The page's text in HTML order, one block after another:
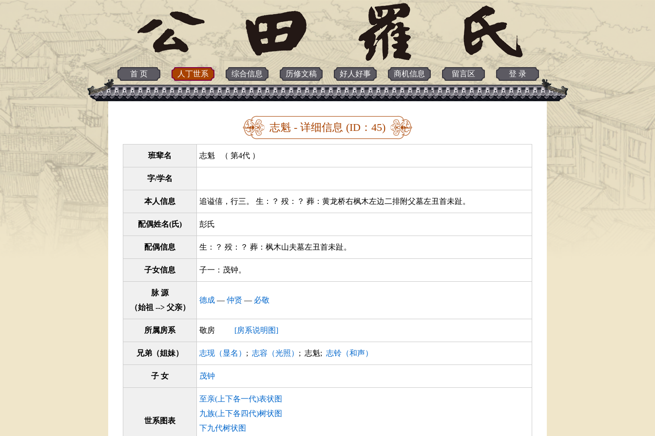
首 页 人丁世系 综合信息 历修文稿 好人好事 商机信息 留言区 登 录
志魁 - 详细信息 (ID：45)
班辈名 志魁 （ 第4代 ）
字/学名
本人信息 追谥僖，行三。 生：？ 殁：？ 葬：黄龙桥右枫木左边二排附父墓左丑首未趾。
配偶姓名(氏) 彭氏
配偶信息 生：？ 殁：？ 葬：枫木山夫墓左丑首未趾。
子女信息 子一：茂钟。
脉 源
（始祖 --> 父亲）
德成 — 仲贤 — 必敬
所属房系 敬房 [房系说明图]
兄弟（姐妹） 志现（显名） ; 志容（光照） ; 志魁; 志铃（和声）
子 女 茂钟
世系图表
至亲(上下各一代)表状图
九族(上下各四代)树状图
下九代树状图